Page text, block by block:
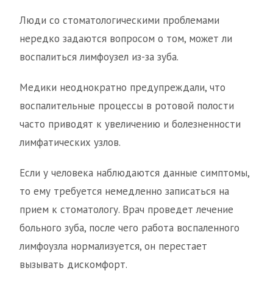
Люди со стоматологическими проблемами
нередко задаются вопросом о том, может ли
воспалиться лимфоузел из-за зуба.
Медики неоднократно предупреждали, что
воспалительные процессы в ротовой полости
часто приводят к увеличению и болезненности
лимфатических узлов.
Если у человека наблюдаются данные симптомы,
то ему требуется немедленно записаться на
прием к стоматологу. Врач проведет лечение
больного зуба, после чего работа воспаленного
лимфоузла нормализуется, он перестает
вызывать дискомфорт.